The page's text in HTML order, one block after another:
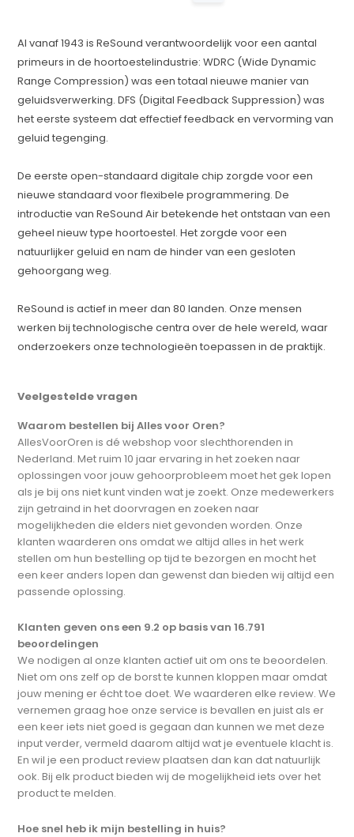
Al vanaf 1943 is ReSound verantwoordelijk voor een aantal
primeurs in de hoortoestelindustrie: WDRC (Wide Dynamic
Range Compression) was een totaal nieuwe manier van
geluidsverwerking. DFS (Digital Feedback Suppression) was
het eerste systeem dat effectief feedback en vervorming van
geluid tegenging.
De eerste open-standaard digitale chip zorgde voor een
nieuwe standaard voor flexibele programmering. De
introductie van ReSound Air betekende het ontstaan van een
geheel nieuw type hoortoestel. Het zorgde voor een
natuurlijker geluid en nam de hinder van een gesloten
gehoorgang weg.
ReSound is actief in meer dan 80 landen. Onze mensen
werken bij technologische centra over de hele wereld, waar
onderzoekers onze technologieën toepassen in de praktijk.
Veelgestelde vragen
Waarom bestellen bij Alles voor Oren?
AllesVoorOren is dé webshop voor slechthorenden in
Nederland. Met ruim 10 jaar ervaring in het zoeken naar
oplossingen voor jouw gehoorprobleem moet het gek lopen
als je bij ons niet kunt vinden wat je zoekt. Onze medewerkers
zijn getraind in het doorvragen en zoeken naar
mogelijkheden die elders niet gevonden worden. Onze
klanten waarderen ons omdat we altijd alles in het werk
stellen om hun bestelling op tijd te bezorgen en mocht het
een keer anders lopen dan gewenst dan bieden wij altijd een
passende oplossing.
Klanten geven ons een 9.2 op basis van 16.791
beoordelingen
We nodigen al onze klanten actief uit om ons te beoordelen.
Niet om ons zelf op de borst te kunnen kloppen maar omdat
jouw mening er écht toe doet. We waarderen elke review. We
vernemen graag hoe onze service is bevallen en juist als er
een keer iets niet goed is gegaan dan kunnen we met deze
input verder, vermeld daarom altijd wat je eventuele klacht is.
En wil je een product review plaatsen dan kan dat natuurlijk
ook. Bij elk product bieden wij de mogelijkheid iets over het
product te melden.
Hoe snel heb ik mijn bestelling in huis?